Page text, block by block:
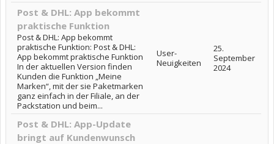
Post & DHL: App bekommt
praktische Funktion
Post & DHL: App bekommt
praktische Funktion: Post & DHL:
App bekommt praktische Funktion
In der aktuellen Version finden
Kunden die Funktion „Meine
Marken“, mit der sie Paketmarken
ganz einfach in der Filiale, an der
Packstation und beim...
User-
Neuigkeiten
25.
September
2024
Post & DHL: App-Update
bringt auf Kundenwunsch